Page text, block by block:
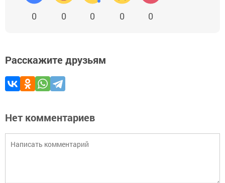
0 0 0 0 0
Расскажите друзьям
Нет комментариев